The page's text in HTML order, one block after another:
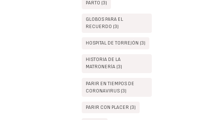
PARTO (3)
GLOBOS PARA EL
RECUERDO (3)
HOSPITAL DE TORREJÓN (3)
HISTORIA DE LA
MATRONERÍA (3)
PARIR EN TIEMPOS DE
CORONAVIRUS (3)
PARIR CON PLACER (3)